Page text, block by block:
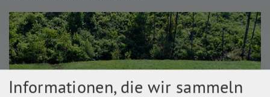
Informationen, die wir sammeln